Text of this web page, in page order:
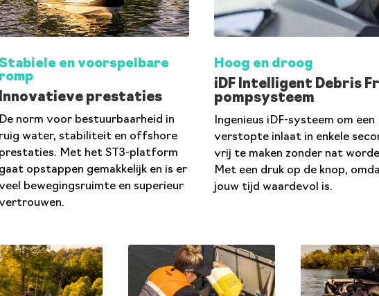
Stabiele en voorspelbare
romp
Innovatieve prestaties
De norm voor bestuurbaarheid in
ruig water, stabiliteit en offshore
prestaties. Met het ST3-platform
gaat opstappen gemakkelijk en is er
veel bewegingsruimte en superieur
vertrouwen.
Hoog en droog
iDF Intelligent Debris
pompsysteem
Ingenieus iDF-systeem om een
verstopte inlaat in enkele
vrij te maken zonder nat
Met een druk op de knop,
jouw tijd waardevol is.